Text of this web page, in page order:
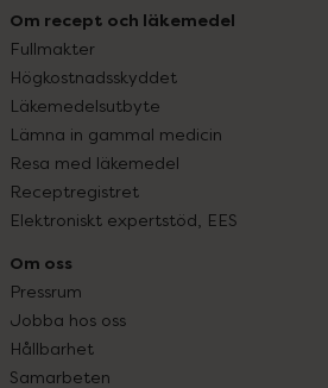
Om recept och läkemedel
Fullmakter
Högkostnadsskyddet
Läkemedelsutbyte
Lämna in gammal medicin
Resa med läkemedel
Receptregistret
Elektroniskt expertstöd, EES
Om oss
Pressrum
Jobba hos oss
Hållbarhet
Samarbeten